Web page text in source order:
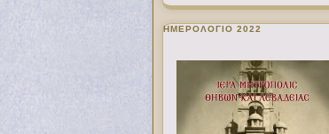
ΗΜΕΡΟΛΟΓΙΟ 2022